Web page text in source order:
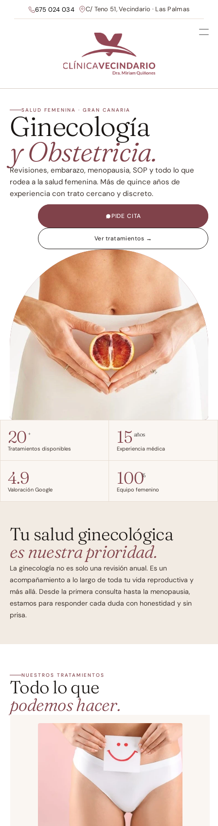
675 024 034 C/ Teno 51, Vecindario · Las Palmas
SALUD FEMENINA · GRAN CANARIA
Ginecología
y Obstetricia.
Revisiones, embarazo, menopausia, SOP y todo lo que
rodea a la salud femenina. Más de quince años de
experiencia con trato cercano y discreto.
PIDE CITA
Ver tratamientos →
20 +
Tratamientos disponibles
15 años
Experiencia médica
4.9
Valoración Google
100%
Equipo femenino
Tu salud ginecológica
es nuestra prioridad.
La ginecología no es solo una revisión anual. Es un
acompañamiento a lo largo de toda tu vida reproductiva y
más allá. Desde la primera consulta hasta la menopausia,
estamos para responder cada duda con honestidad y sin
prisa.
NUESTROS TRATAMIENTOS
Todo lo que
podemos hacer.